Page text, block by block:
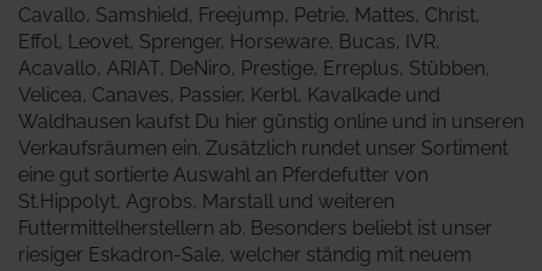
Cavallo, Samshield, Freejump, Petrie, Mattes, Christ,
Effol, Leovet, Sprenger, Horseware, Bucas, IVR,
Acavallo, ARIAT, DeNiro, Prestige, Erreplus, Stübben,
Velicea, Canaves, Passier, Kerbl, Kavalkade und
Waldhausen kaufst Du hier günstig online und in unseren
Verkaufsräumen ein. Zusätzlich rundet unser Sortiment
eine gut sortierte Auswahl an Pferdefutter von
St.Hippolyt, Agrobs, Marstall und weiteren
Futtermittelherstellern ab. Besonders beliebt ist unser
riesiger Eskadron-Sale, welcher ständig mit neuem